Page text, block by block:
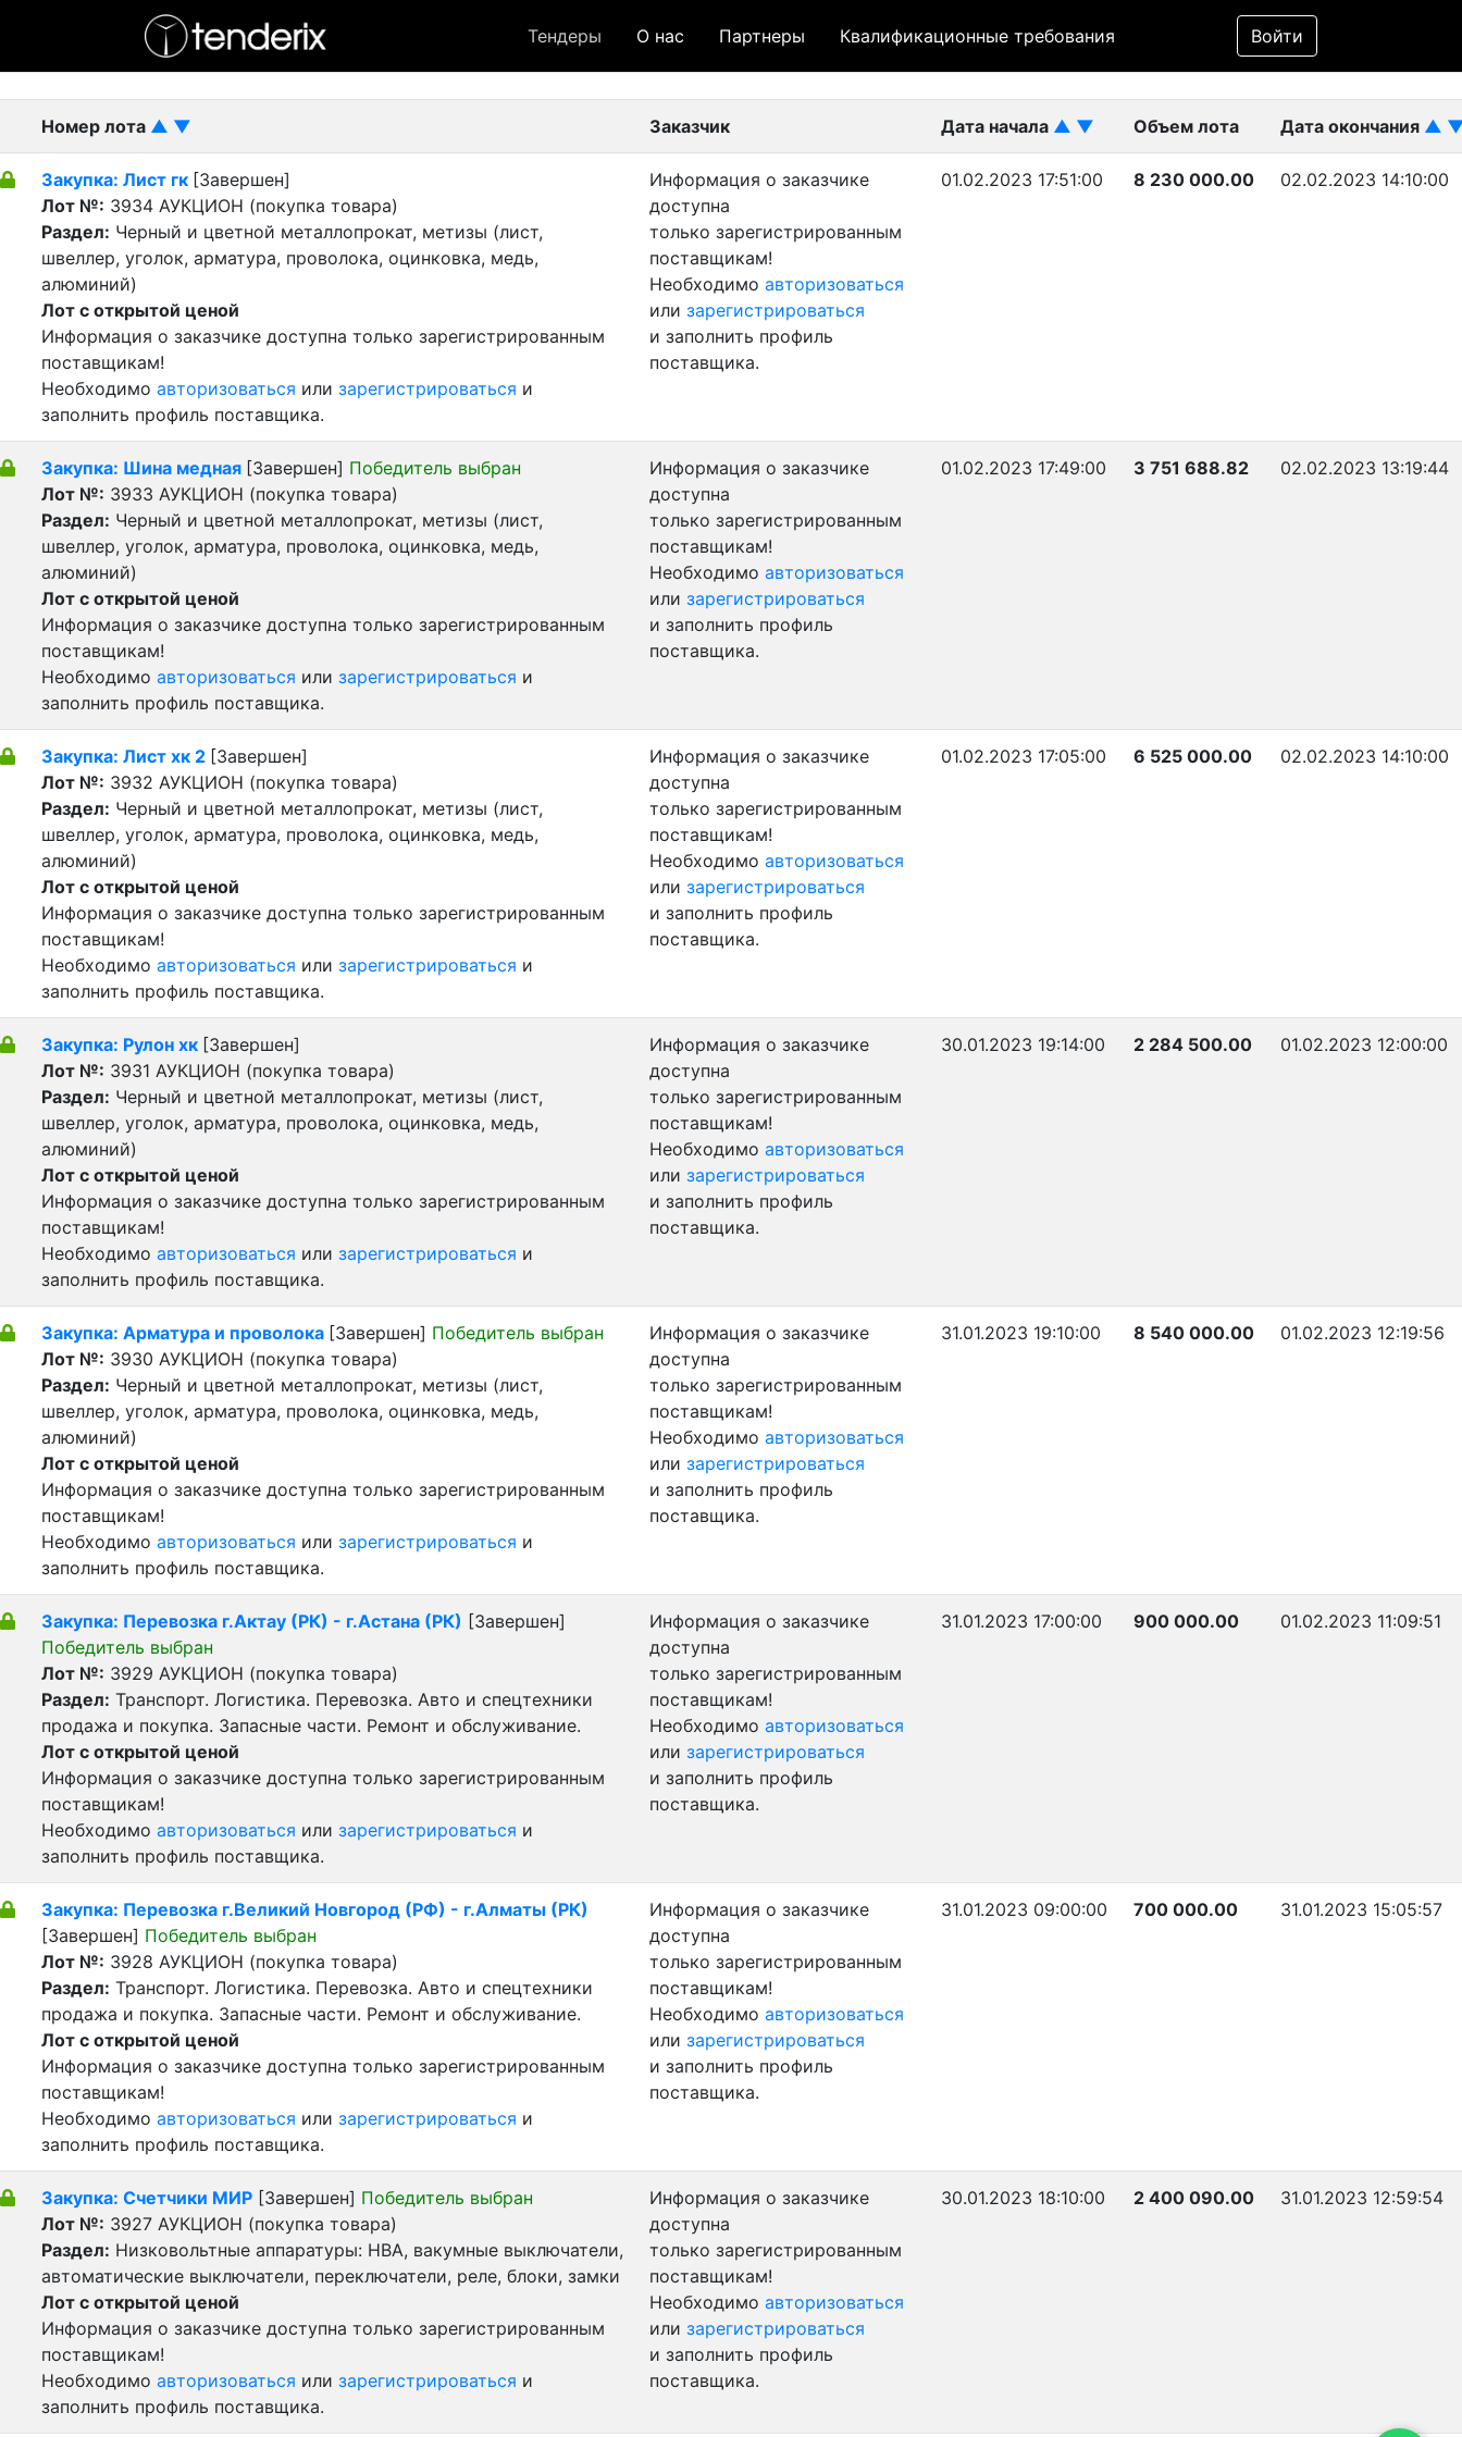
Тендеры О нас Партнеры Квалификационные требования Войти
Фильтр
- Завершенный лот
Номер лота ▲ ▼ Заказчик Дата начала ▲ ▼ Объем лота Дата окончания ▲
Закупка: Лист гк [Завершен]
Лот №: 3934 АУКЦИОН (покупка товара)
Раздел: Черный и цветной металлопрокат, метизы (лист,
швеллер, уголок, арматура, проволока, оцинковка, медь,
алюминий)
Лот с открытой ценой
Информация о заказчике доступна только зарегистрированным
поставщикам!
Необходимо авторизоваться или зарегистрироваться и
заполнить профиль поставщика.
Информация о заказчике
доступна
только зарегистрированным
поставщикам!
Необходимо авторизоваться
или зарегистрироваться
и заполнить профиль
поставщика.
01.02.2023 17:51:00 8 230 000.00 02.02.2023 14:10:00
Закупка: Шина медная [Завершен] Победитель выбран
Лот №: 3933 АУКЦИОН (покупка товара)
Раздел: Черный и цветной металлопрокат, метизы (лист,
швеллер, уголок, арматура, проволока, оцинковка, медь,
алюминий)
Лот с открытой ценой
Информация о заказчике доступна только зарегистрированным
поставщикам!
Необходимо авторизоваться или зарегистрироваться и
заполнить профиль поставщика.
Информация о заказчике
доступна
только зарегистрированным
поставщикам!
Необходимо авторизоваться
или зарегистрироваться
и заполнить профиль
поставщика.
01.02.2023 17:49:00 3 751 688.82 02.02.2023 13:19:44
Закупка: Лист хк 2 [Завершен]
Лот №: 3932 АУКЦИОН (покупка товара)
Раздел: Черный и цветной металлопрокат, метизы (лист,
швеллер, уголок, арматура, проволока, оцинковка, медь,
алюминий)
Лот с открытой ценой
Информация о заказчике доступна только зарегистрированным
поставщикам!
Необходимо авторизоваться или зарегистрироваться и
заполнить профиль поставщика.
Информация о заказчике
доступна
только зарегистрированным
поставщикам!
Необходимо авторизоваться
или зарегистрироваться
и заполнить профиль
поставщика.
01.02.2023 17:05:00 6 525 000.00 02.02.2023 14:10:00
Закупка: Рулон хк [Завершен]
Лот №: 3931 АУКЦИОН (покупка товара)
Раздел: Черный и цветной металлопрокат, метизы (лист,
швеллер, уголок, арматура, проволока, оцинковка, медь,
алюминий)
Лот с открытой ценой
Информация о заказчике доступна только зарегистрированным
поставщикам!
Необходимо авторизоваться или зарегистрироваться и
заполнить профиль поставщика.
Информация о заказчике
доступна
только зарегистрированным
поставщикам!
Необходимо авторизоваться
или зарегистрироваться
и заполнить профиль
поставщика.
30.01.2023 19:14:00 2 284 500.00 01.02.2023 12:00:00
Закупка: Арматура и проволока [Завершен] Победитель выбран
Лот №: 3930 АУКЦИОН (покупка товара)
Раздел: Черный и цветной металлопрокат, метизы (лист,
швеллер, уголок, арматура, проволока, оцинковка, медь,
алюминий)
Лот с открытой ценой
Информация о заказчике доступна только зарегистрированным
поставщикам!
Необходимо авторизоваться или зарегистрироваться и
заполнить профиль поставщика.
Информация о заказчике
доступна
только зарегистрированным
поставщикам!
Необходимо авторизоваться
или зарегистрироваться
и заполнить профиль
поставщика.
31.01.2023 19:10:00 8 540 000.00 01.02.2023 12:19:56
Закупка: Перевозка г.Актау (РК) - г.Астана (РК) [Завершен]
Победитель выбран
Лот №: 3929 АУКЦИОН (покупка товара)
Раздел: Транспорт. Логистика. Перевозка. Авто и спецтехники
продажа и покупка. Запасные части. Ремонт и обслуживание.
Лот с открытой ценой
Информация о заказчике доступна только зарегистрированным
поставщикам!
Необходимо авторизоваться или зарегистрироваться и
заполнить профиль поставщика.
Информация о заказчике
доступна
только зарегистрированным
поставщикам!
Необходимо авторизоваться
или зарегистрироваться
и заполнить профиль
поставщика.
31.01.2023 17:00:00 900 000.00 01.02.2023 11:09:51
Закупка: Перевозка г.Великий Новгород (РФ) - г.Алматы (РК)
[Завершен] Победитель выбран
Лот №: 3928 АУКЦИОН (покупка товара)
Раздел: Транспорт. Логистика. Перевозка. Авто и спецтехники
продажа и покупка. Запасные части. Ремонт и обслуживание.
Лот с открытой ценой
Информация о заказчике доступна только зарегистрированным
поставщикам!
Необходимо авторизоваться или зарегистрироваться и
заполнить профиль поставщика.
Информация о заказчике
доступна
только зарегистрированным
поставщикам!
Необходимо авторизоваться
или зарегистрироваться
и заполнить профиль
поставщика.
31.01.2023 09:00:00 700 000.00 31.01.2023 15:05:57
Закупка: Счетчики МИР [Завершен] Победитель выбран
Лот №: 3927 АУКЦИОН (покупка товара)
Раздел: Низковольтные аппаратуры: НВА, вакумные выключатели,
автоматические выключатели, переключатели, реле, блоки, замки
Лот с открытой ценой
Информация о заказчике доступна только зарегистрированным
поставщикам!
Необходимо авторизоваться или зарегистрироваться и
заполнить профиль поставщика.
Информация о заказчике
доступна
только зарегистрированным
поставщикам!
Необходимо авторизоваться
или зарегистрироваться
и заполнить профиль
поставщика.
30.01.2023 18:10:00 2 400 090.00 31.01.2023 12:59:54